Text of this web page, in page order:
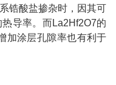
锆酸盐掺杂时，因其可
热导率。而La2Hf2O7的
加涂层孔隙率也有利于